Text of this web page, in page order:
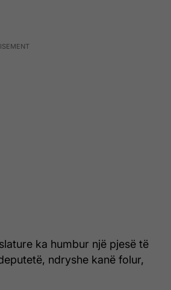
ka humbur një pjesë të
ndryshe kanë folur,